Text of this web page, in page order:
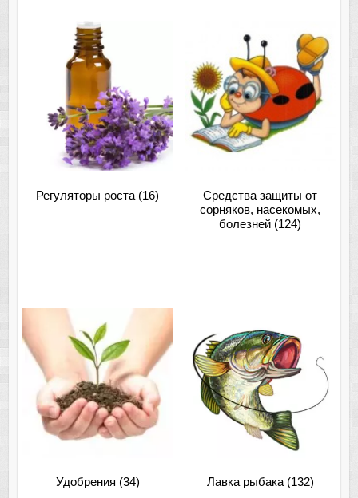
Регуляторы роста (16)
Средства защиты от
сорняков, насекомых,
болезней (124)
Удобрения (34) Лавка рыбака (132)